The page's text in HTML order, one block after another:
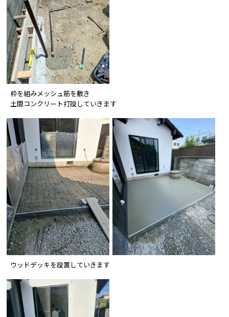
枠を組みメッシュ筋を敷き
土間コンクリート打設していきます
ウッドデッキを設置していきます